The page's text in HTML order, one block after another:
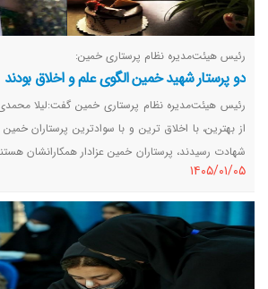
رئیس هیئت‌مدیره نظام پرستاری خمین:
دو پرستار شهید خمین الگوی علم و اخلاق بودند
رئیس هیئت‌مدیره نظام پرستاری خمین گفت:لیلا
از بهترین، با اخلاق ترین و با سوادترین پرستاران
شهادت رسیدند، پرستاران خمین عزادار همکارانشان
خدمت به بیماران و مصدومان هستند.
١٤٠٥/٠١/٠٥